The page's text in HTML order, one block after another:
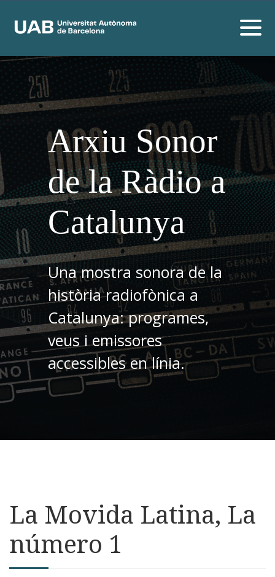
Arxiu Sonor
de la Ràdio a
Catalunya
Una mostra sonora de la
història radiofònica a
Catalunya: programes,
veus i emissores
accessibles en línia.
La Movida Latina, La
número 1